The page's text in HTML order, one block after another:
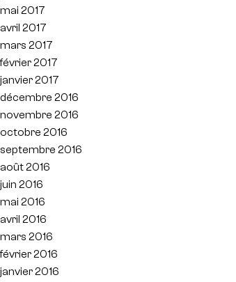
mai 2017
avril 2017
mars 2017
février 2017
janvier 2017
décembre 2016
novembre 2016
octobre 2016
septembre 2016
août 2016
juin 2016
mai 2016
avril 2016
mars 2016
février 2016
janvier 2016